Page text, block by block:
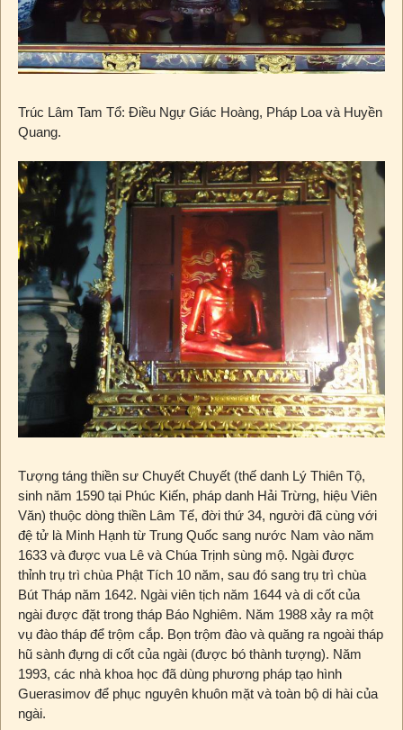
Trúc Lâm Tam Tổ: Điều Ngự Giác Hoàng, Pháp Loa và Huyền
Quang.
Tượng táng thiền sư Chuyết Chuyết (thế danh Lý Thiên Tộ,
sinh năm 1590 tại Phúc Kiến, pháp danh Hải Trừng, hiệu Viên
Văn) thuộc dòng thiền Lâm Tế, đời thứ 34, người đã cùng với
đệ tử là Minh Hạnh từ Trung Quốc sang nước Nam vào năm
1633 và được vua Lê và Chúa Trịnh sùng mộ. Ngài được
thỉnh trụ trì chùa Phật Tích 10 năm, sau đó sang trụ trì chùa
Bút Tháp năm 1642. Ngài viên tịch năm 1644 và di cốt của
ngài được đặt trong tháp Báo Nghiêm. Năm 1988 xảy ra một
vụ đào tháp để trộm cắp. Bọn trộm đào và quăng ra ngoài tháp
hũ sành đựng di cốt của ngài (được bó thành tượng). Năm
1993, các nhà khoa học đã dùng phương pháp tạo hình
Guerasimov để phục nguyên khuôn mặt và toàn bộ di hài của
ngài.